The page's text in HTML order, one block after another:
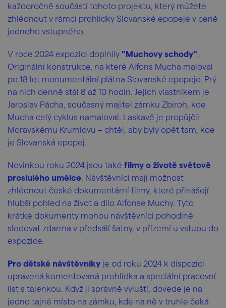
každoročně součástí tohoto projektu, který můžete
zhlédnout v rámci prohlídky Slovanské epopeje v ceně
jednoho vstupného.
V roce 2024 expozici doplnily "Muchovy schody".
Originální konstrukce, na které Alfons Mucha maloval
po 18 let monumentální plátna Slovanské epopeje. Prý
na nich denně stál 8 až 10 hodin. Jejich vlastníkem je
Jaroslav Pácha, současný majitel zámku Zbiroh, kde
Mucha celý cyklus namaloval. Laskavě je propůjčil
Moravskému Krumlovu – chtěl, aby byly opět tam, kde
je Slovanská epopej.
Novinkou roku 2024 jsou také filmy o životě světově
proslulého umělce. Návštěvníci mají možnost
zhlédnout české dokumentární filmy, které přinášejí
hlubší pohled na život a dílo Alfonse Muchy. Tyto
krátké dokumenty mohou návštěvníci pohodlně
sledovat zdarma v předsálí šatny, v přízemí u vstupu do
expozice.
Pro dětské návštěvníky je od roku 2024 k dispozici
upravená komentovaná prohlídka a speciální pracovní
list s tajenkou. Když ji správně vyluští, dovede je na
jedno tajné místo na zámku, kde na ně v truhle čeká